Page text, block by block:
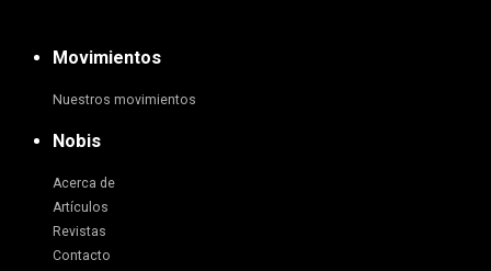
Movimientos
Nuestros movimientos
Nobis
Acerca de
Artículos
Revistas
Contacto